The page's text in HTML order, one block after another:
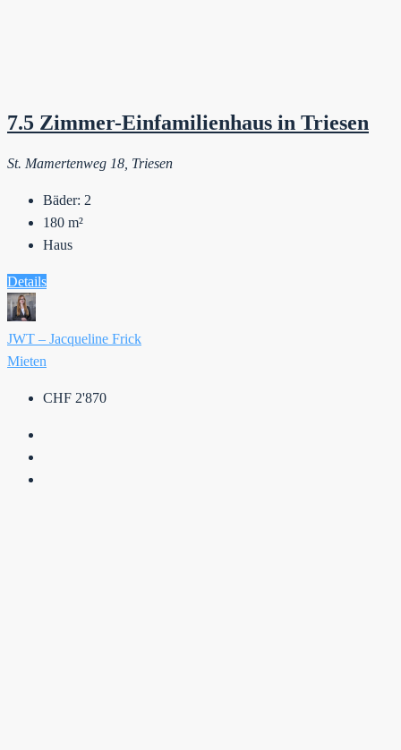
7.5 Zimmer-Einfamilienhaus in Triesen
St. Mamertenweg 18, Triesen
Bäder: 2
180 m²
Haus
Details
JWT – Jacqueline Frick
Mieten
CHF 2'870